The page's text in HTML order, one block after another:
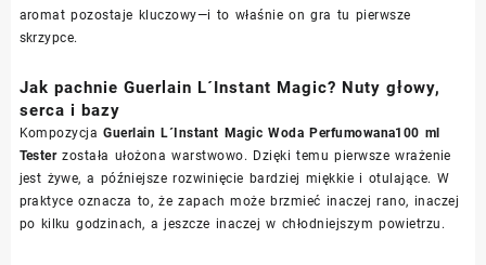
aromat pozostaje kluczowy—i to właśnie on gra tu pierwsze
skrzypce.
Jak pachnie Guerlain L´Instant Magic? Nuty głowy,
serca i bazy
KompozycjaGuerlain L´Instant Magic Woda Perfumowana100 ml
Testerzostała ułożona warstwowo. Dzięki temu pierwsze wrażenie
jest żywe, a późniejsze rozwinięcie bardziej miękkie i otulające. W
praktyce oznacza to, że zapach może brzmieć inaczej rano, inaczej
po kilku godzinach, a jeszcze inaczej w chłodniejszym powietrzu.